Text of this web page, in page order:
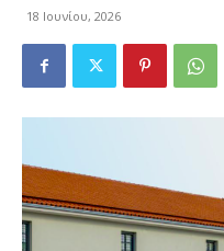
18 Ιουνίου, 2026